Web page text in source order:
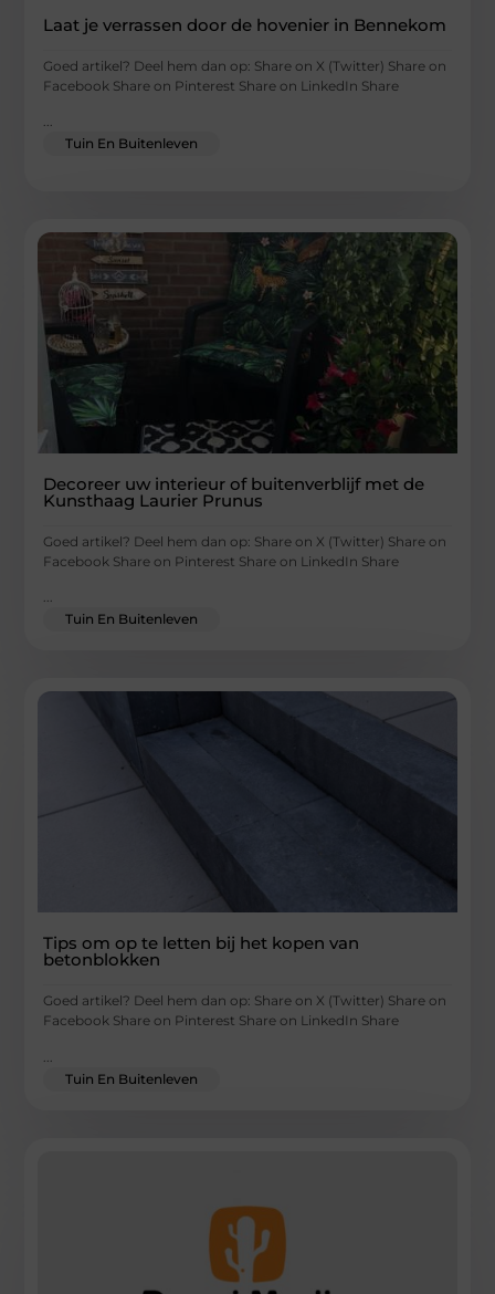
Laat je verrassen door de hovenier in Bennekom
Goed artikel? Deel hem dan op: Share on X (Twitter) Share on
Facebook Share on Pinterest Share on LinkedIn Share
Tuin En Buitenleven
Decoreer uw interieur of buitenverblijf met de
Kunsthaag Laurier Prunus
Goed artikel? Deel hem dan op: Share on X (Twitter) Share on
Facebook Share on Pinterest Share on LinkedIn Share
...
Tuin En Buitenleven
Tips om op te letten bij het kopen van
betonblokken
Goed artikel? Deel hem dan op: Share on X (Twitter) Share on
Facebook Share on Pinterest Share on LinkedIn Share
Tuin En Buitenleven